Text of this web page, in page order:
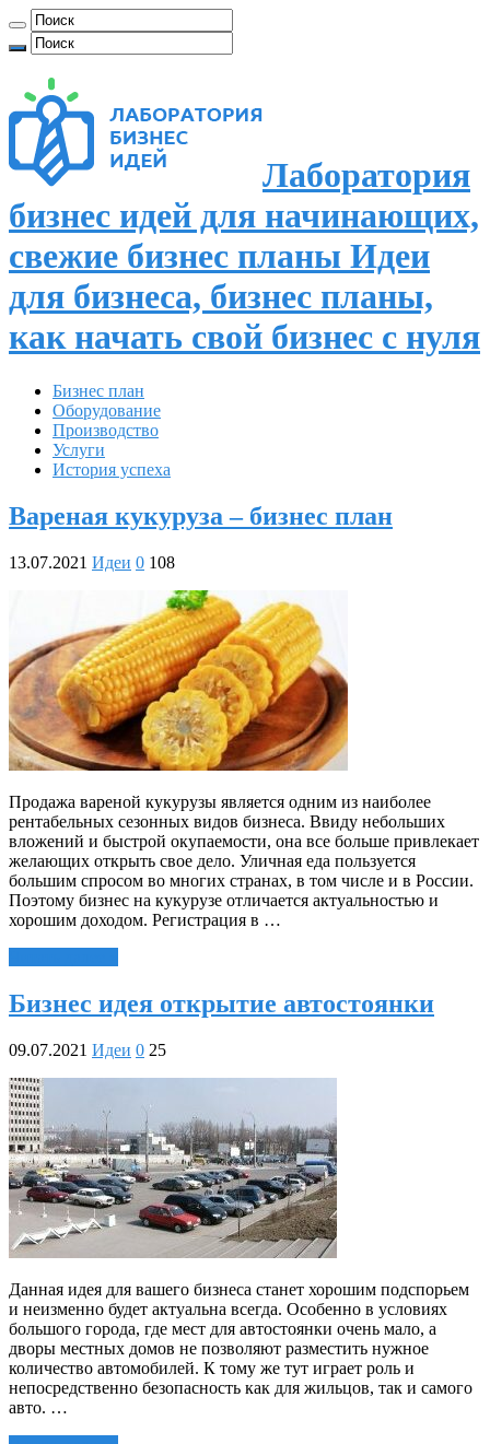
Лаборатория
бизнес идей для начинающих,
свежие бизнес планы Идеи
для бизнеса, бизнес планы,
как начать свой бизнес с нуля
Бизнес план
Оборудование
Производство
Услуги
История успеха
Вареная кукуруза – бизнес план
13.07.2021 Идеи 0 108
Продажа вареной кукурузы является одним из наиболее
рентабельных сезонных видов бизнеса. Ввиду небольших
вложений и быстрой окупаемости, она все больше привлекает
желающих открыть свое дело. Уличная еда пользуется
большим спросом во многих странах, в том числе и в России.
Поэтому бизнес на кукурузе отличается актуальностью и
хорошим доходом. Регистрация в …
Бизнес идея открытие автостоянки
09.07.2021 Идеи 0 25
Данная идея для вашего бизнеса станет хорошим подспорьем
и неизменно будет актуальна всегда. Особенно в условиях
большого города, где мест для автостоянки очень мало, а
дворы местных домов не позволяют разместить нужное
количество автомобилей. К тому же тут играет роль и
непосредственно безопасность как для жильцов, так и самого
авто. …